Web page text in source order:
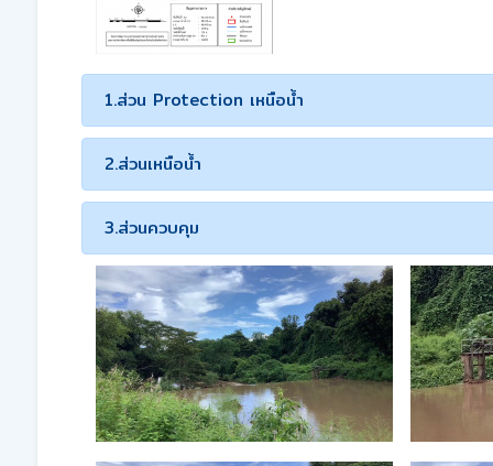
1.ส่วน Protection เหนือน้ำ
2.ส่วนเหนือน้ำ
3.ส่วนควบคุม